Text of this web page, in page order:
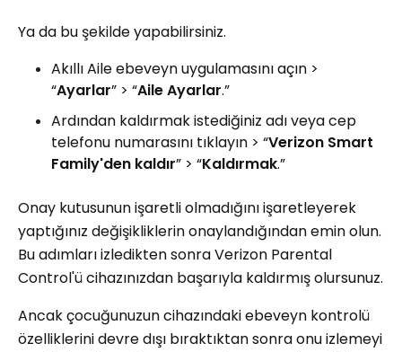
Ya da bu şekilde yapabilirsiniz.
Akıllı Aile ebeveyn uygulamasını açın >
“Ayarlar” > “Aile Ayarlar.”
Ardından kaldırmak istediğiniz adı veya cep
telefonu numarasını tıklayın > “Verizon Smart
Family'den kaldır” > “Kaldırmak.”
Onay kutusunun işaretli olmadığını işaretleyerek
yaptığınız değişikliklerin onaylandığından emin olun.
Bu adımları izledikten sonra Verizon Parental
Control'ü cihazınızdan başarıyla kaldırmış olursunuz.
Ancak çocuğunuzun cihazındaki ebeveyn kontrolü
özelliklerini devre dışı bıraktıktan sonra onu izlemeyi